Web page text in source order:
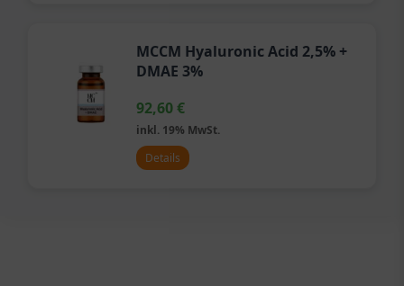
MCCM Hyaluronic Acid 2,5% +
DMAE 3%
92,60€
inkl. 19% MwSt.
Details